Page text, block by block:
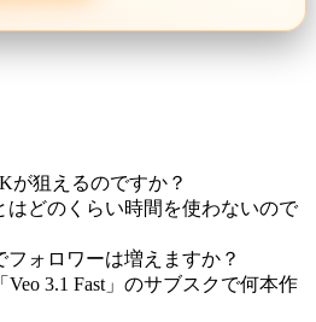
が狙えるのですか？
はどのくらい時間を使わないので
ォロワーは増えますか？
3.1 Fast」のサブスクで何本作